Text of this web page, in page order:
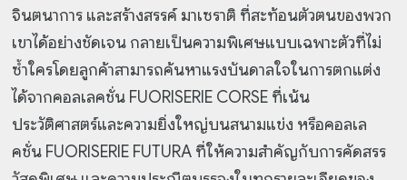
จินตนาการ และสร้างสรรค์ มาเซราติ ที่สะท้อนตัวตนของพวก
เขาได้อย่างชัดเจน กลายเป็นความพิเศษแบบเฉพาะตัวที่ไม่
ซ้ำใครโดยลูกค้าสามารถค้นหาแรงบันดาลใจในการตกแต่ง
ได้จากคอลเลคชั่น FUORISERIE CORSE ที่เน้น
ประวัติศาสตร์และความยิ่งใหญ่บนสนามแข่ง หรือคอลเล
คชั่น FUORISERIE FUTURA ที่ให้ความสำคัญกับการคัดสรร